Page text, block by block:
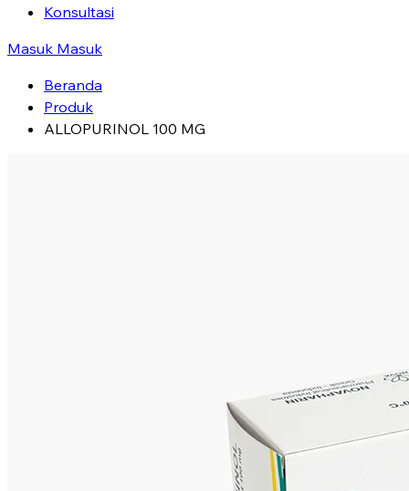
Konsultasi
Masuk Masuk
Beranda
Produk
ALLOPURINOL 100 MG